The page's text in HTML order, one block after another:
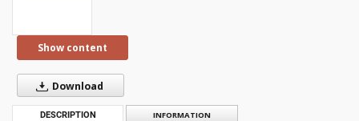
Show content
Download
DESCRIPTION INFORMATION